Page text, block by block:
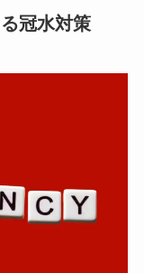
冠水対策